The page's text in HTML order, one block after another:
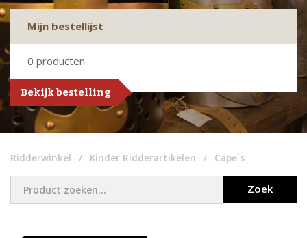
Mijn bestellijst
0 producten
Bekijk bestelling
Ridderwinkel Kinder Ridderartikelen Cape`s
Zoek